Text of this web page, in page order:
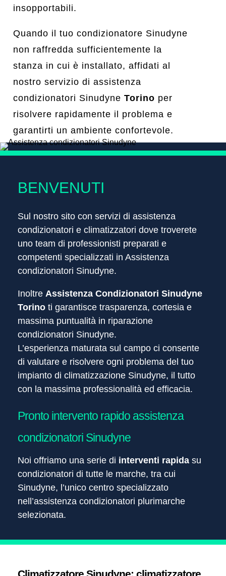
insopportabili.
Quando il tuo condizionatore Sinudyne
non raffredda sufficientemente la
stanza in cui è installato, affidati al
nostro servizio di assistenza
condizionatori Sinudyne Torino per
risolvere rapidamente il problema e
garantirti un ambiente confortevole.
SINUDYNE
ASSISTENZA SOLO FUORI
BENVENUTI
Sul nostro sito con servizi di assistenza
condizionatori e climatizzatori dove troverete
uno team di professionisti preparati e
competenti specializzati in Assistenza
condizionatori Sinudyne.
Inoltre Assistenza Condizionatori Sinudyne
Torino ti garantisce trasparenza, cortesia e
massima puntualità in riparazione
condizionatori Sinudyne.
L’esperienza maturata sul campo ci consente
di valutare e risolvere ogni problema del tuo
impianto di climatizzazione Sinudyne, il tutto
con la massima professionalità ed efficacia.
Pronto intervento rapido assistenza
condizionatori Sinudyne
Noi offriamo una serie di interventi rapida su
condizionatori di tutte le marche, tra cui
Sinudyne, l’unico centro specializzato
nell’assistenza condizionatori plurimarche
selezionata.